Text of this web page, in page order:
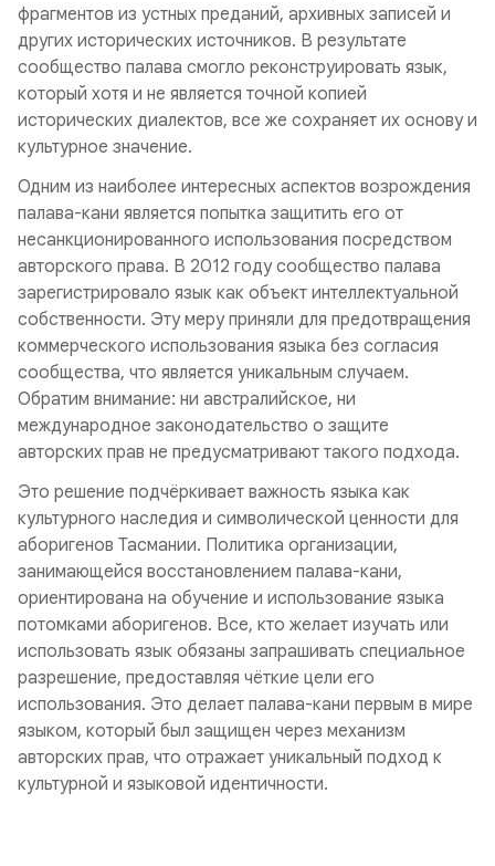
фрагментов из устных преданий, архивных записей и
других исторических источников. В результате
сообщество палава смогло реконструировать язык,
который хотя и не является точной копией
исторических диалектов, все же сохраняет их основу и
культурное значение.
Одним из наиболее интересных аспектов возрождения
палава-кани является попытка защитить его от
несанкционированного использования посредством
авторского права. В 2012 году сообщество палава
зарегистрировало язык как объект интеллектуальной
собственности. Эту меру приняли для предотвращения
коммерческого использования языка без согласия
сообщества, что является уникальным случаем.
Обратим внимание: ни австралийское, ни
международное законодательство о защите
авторских прав не предусматривают такого подхода.
Это решение подчёркивает важность языка как
культурного наследия и символической ценности для
аборигенов Тасмании. Политика организации,
занимающейся восстановлением палава-кани,
ориентирована на обучение и использование языка
потомками аборигенов. Все, кто желает изучать или
использовать язык обязаны запрашивать специальное
разрешение, предоставляя чёткие цели его
использования. Это делает палава-кани первым в мире
языком, который был защищен через механизм
авторских прав, что отражает уникальный подход к
культурной и языковой идентичности.